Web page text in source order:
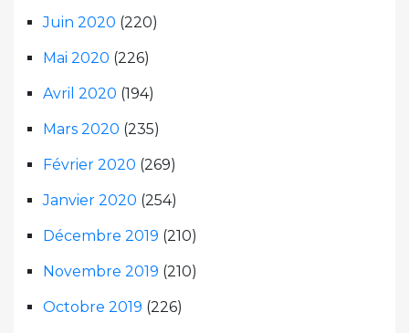
Juin 2020 (220)
Mai 2020 (226)
Avril 2020 (194)
Mars 2020 (235)
Février 2020 (269)
Janvier 2020 (254)
Décembre 2019 (210)
Novembre 2019 (210)
Octobre 2019 (226)